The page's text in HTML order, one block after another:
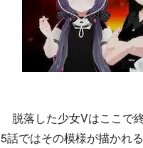
脱落した少女Vはここで
5話ではその模様が描かれ